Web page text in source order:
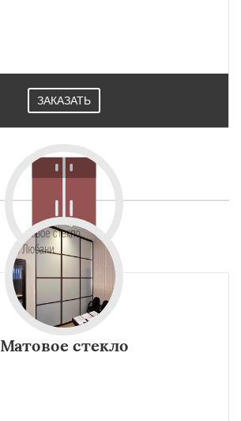
ЗАКАЗАТЬ
Матовое стекло